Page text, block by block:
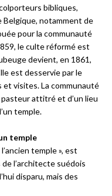
bibliques,
Belgique, notamment de
pour la communauté
le culte réformé est
devient, en 1861,
est desservie par le
visites. La communauté
attitré et d’un lieu
temple.
temple
temple », est
l’architecte suédois
disparu, mais des